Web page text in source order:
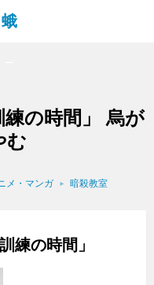
の時間」 烏が
む
メ・マンガ 暗殺教室
練の時間」